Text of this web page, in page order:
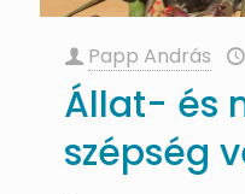
Papp András
Állat- és
szépség